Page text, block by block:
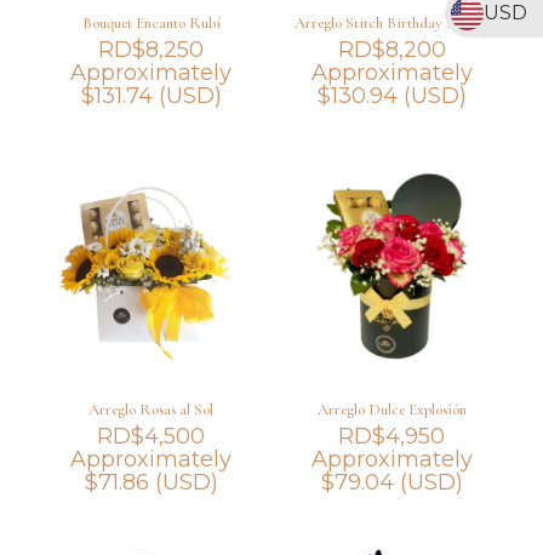
USD
Bouquet Encanto Rubí
RD$8,250
Approximately
$131.74(USD)
Arreglo Stitch Birthday Dream
RD$8,200
Approximately
$130.94(USD)
Arreglo Rosas al Sol
RD$4,500
Approximately
$71.86 (USD)
Arreglo Dulce Explosión
RD$4,950
Approximately
$79.04(USD)